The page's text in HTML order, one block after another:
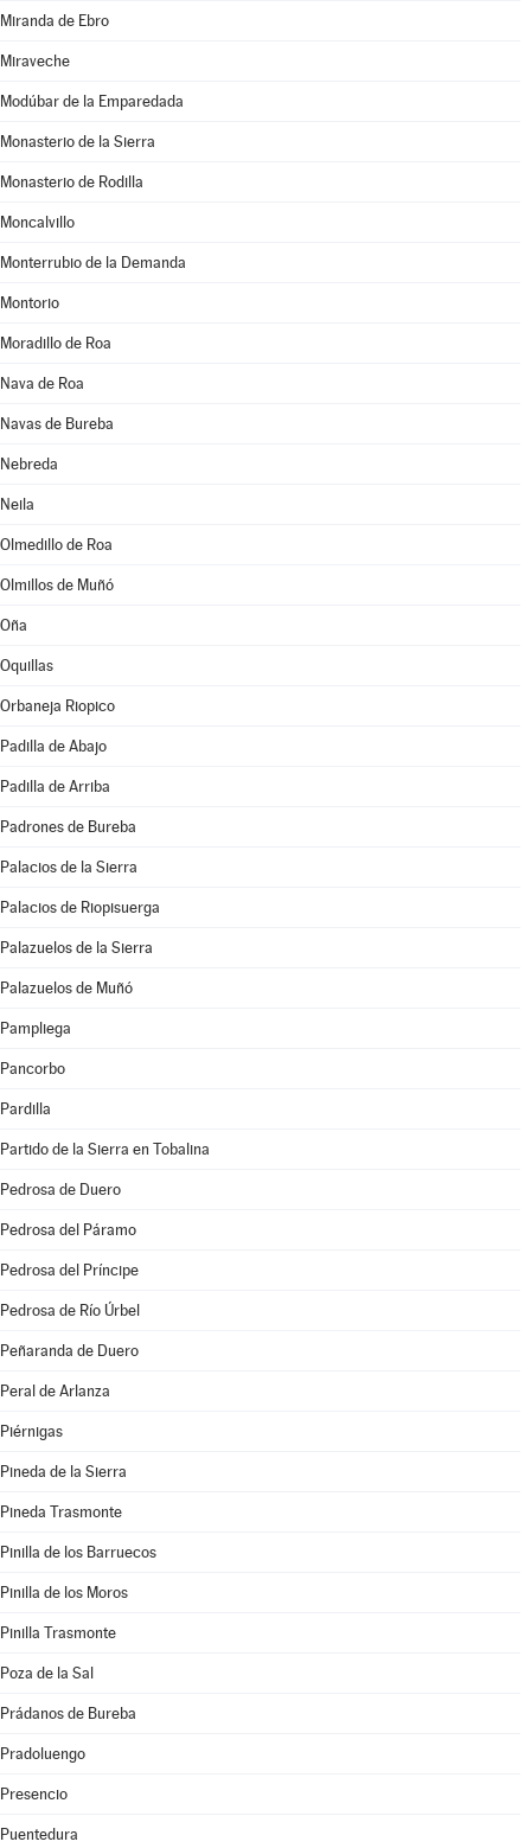
Miranda de Ebro
Miraveche
Modúbar de la Emparedada
Monasterio de la Sierra
Monasterio de Rodilla
Moncalvillo
Monterrubio de la Demanda
Montorio
Moradillo de Roa
Nava de Roa
Navas de Bureba
Nebreda
Neila
Olmedillo de Roa
Olmillos de Muñó
Oña
Oquillas
Orbaneja Riopico
Padilla de Abajo
Padilla de Arriba
Padrones de Bureba
Palacios de la Sierra
Palacios de Riopisuerga
Palazuelos de la Sierra
Palazuelos de Muñó
Pampliega
Pancorbo
Pardilla
Partido de la Sierra en Tobalina
Pedrosa de Duero
Pedrosa del Páramo
Pedrosa del Príncipe
Pedrosa de Río Úrbel
Peñaranda de Duero
Peral de Arlanza
Piérnigas
Pineda de la Sierra
Pineda Trasmonte
Pinilla de los Barruecos
Pinilla de los Moros
Pinilla Trasmonte
Poza de la Sal
Prádanos de Bureba
Pradoluengo
Presencio
Puentedura